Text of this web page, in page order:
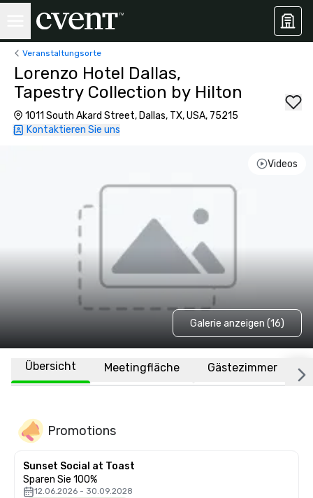
Veranstaltungsorte
Lorenzo Hotel Dallas,
Tapestry Collection by Hilton
1011 South Akard Street, Dallas, TX, USA, 75215
Kontaktieren Sie uns
Videos
Galerie anzeigen (16)
Übersicht Meetingfläche Gästezimmer
Promotions
Sunset Social at Toast
Sparen Sie 100%
12.06.2026 - 30.09.2028